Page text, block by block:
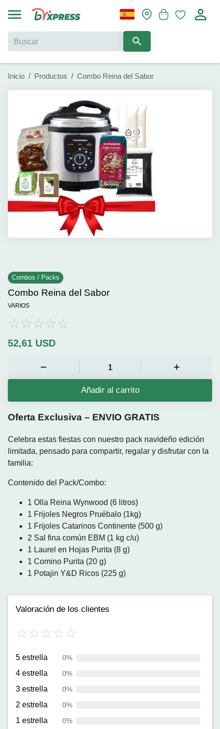
Inicio / Productos / Combo Reina del Sabor
Combos / Packs
Combo Reina del Sabor
VARIOS
52,61 USD
Añadir al carrito
Oferta Exclusiva – ENVIO GRATIS
Celebra estas fiestas con nuestro pack navideño edición
limitada, pensado para compartir, regalar y disfrutar con la
familia:
Contenido del Pack/Combo:
1 Olla Reina Wynwood (6 litros)
1 Frijoles Negros Pruébalo (1kg)
1 Frijoles Catarinos Continente (500 g)
2 Sal fina común EBM (1 kg c/u)
1 Laurel en Hojas Purita (8 g)
1 Comino Purita (20 g)
1 Potajin Y&D Ricos (225 g)
Valoración de los clientes
5 estrella 0%
4 estrella 0%
3 estrella 0%
2 estrella 0%
1 estrella 0%